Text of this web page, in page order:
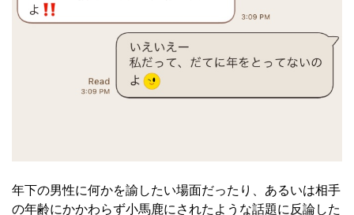
年下の男性に何かを諭したい場面だったり、あるいは相手
の年齢にかかわらず小馬鹿にされたような話題に反論した